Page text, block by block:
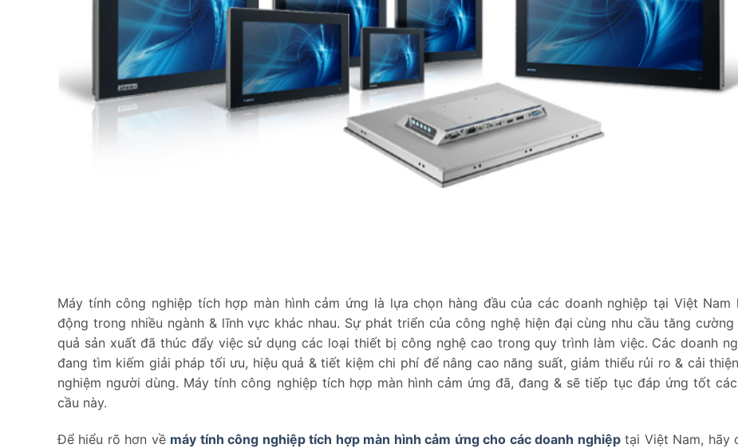
Máy tính công nghiệp tích hợp màn hình cảm ứng là lựa chọn hàng đầu của các doanh nghiệp tại Việt Nam
động trong nhiều ngành & lĩnh vực khác nhau. Sự phát triển của công nghệ hiện đại cùng nhu cầu tăng cường
quả sản xuất đã thúc đẩy việc sử dụng các loại thiết bị công nghệ cao trong quy trình làm việc. Các doanh
đang tìm kiếm giải pháp tối ưu, hiệu quả & tiết kiệm chi phí để nâng cao năng suất, giảm thiểu rủi ro & cải
nghiệm người dùng. Máy tính công nghiệp tích hợp màn hình cảm ứng đã, đang & sẽ tiếp tục đáp ứng tốt
cầu này.
Để hiểu rõ hơn về máy tính công nghiệp tích hợp màn hình cảm ứng cho các doanh nghiệptại Việt Nam, hãy